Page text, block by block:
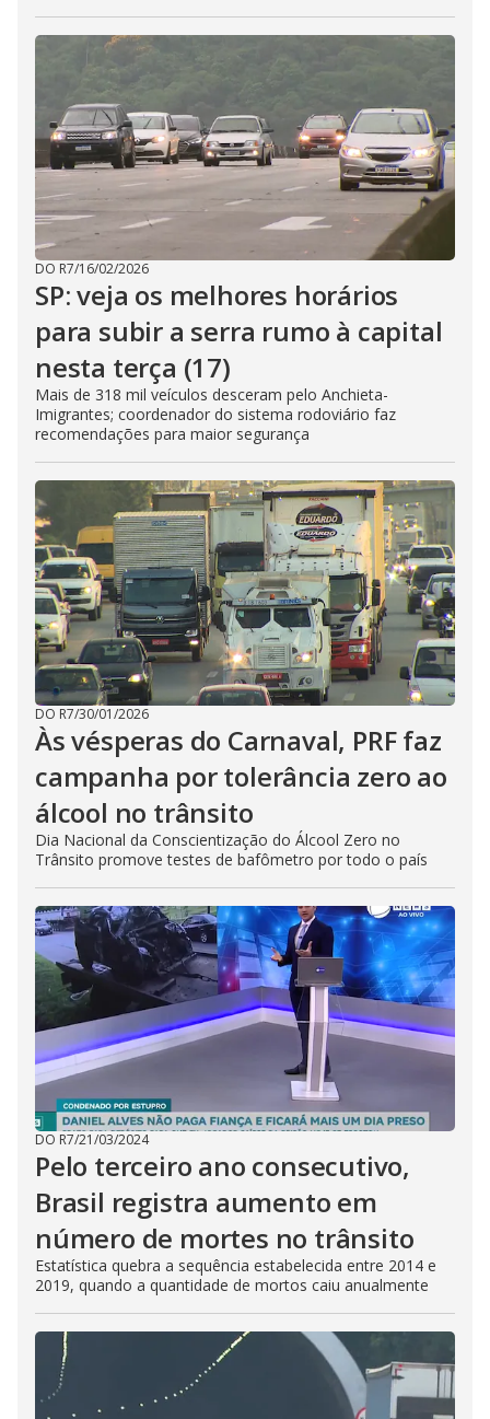
DO R7/16/02/2026
SP: veja os melhores horários
para subir a serra rumo à capital
nesta terça (17)
Mais de 318 mil veículos desceram pelo Anchieta-
Imigrantes; coordenador do sistema rodoviário faz
recomendações para maior segurança
DO R7/30/01/2026
Às vésperas do Carnaval, PRF faz
campanha por tolerância zero ao
álcool no trânsito
Dia Nacional da Conscientização do Álcool Zero no
Trânsito promove testes de bafômetro por todo o país
DO R7/21/03/2024
Pelo terceiro ano consecutivo,
Brasil registra aumento em
número de mortes no trânsito
Estatística quebra a sequência estabelecida entre 2014 e
2019, quando a quantidade de mortos caiu anualmente